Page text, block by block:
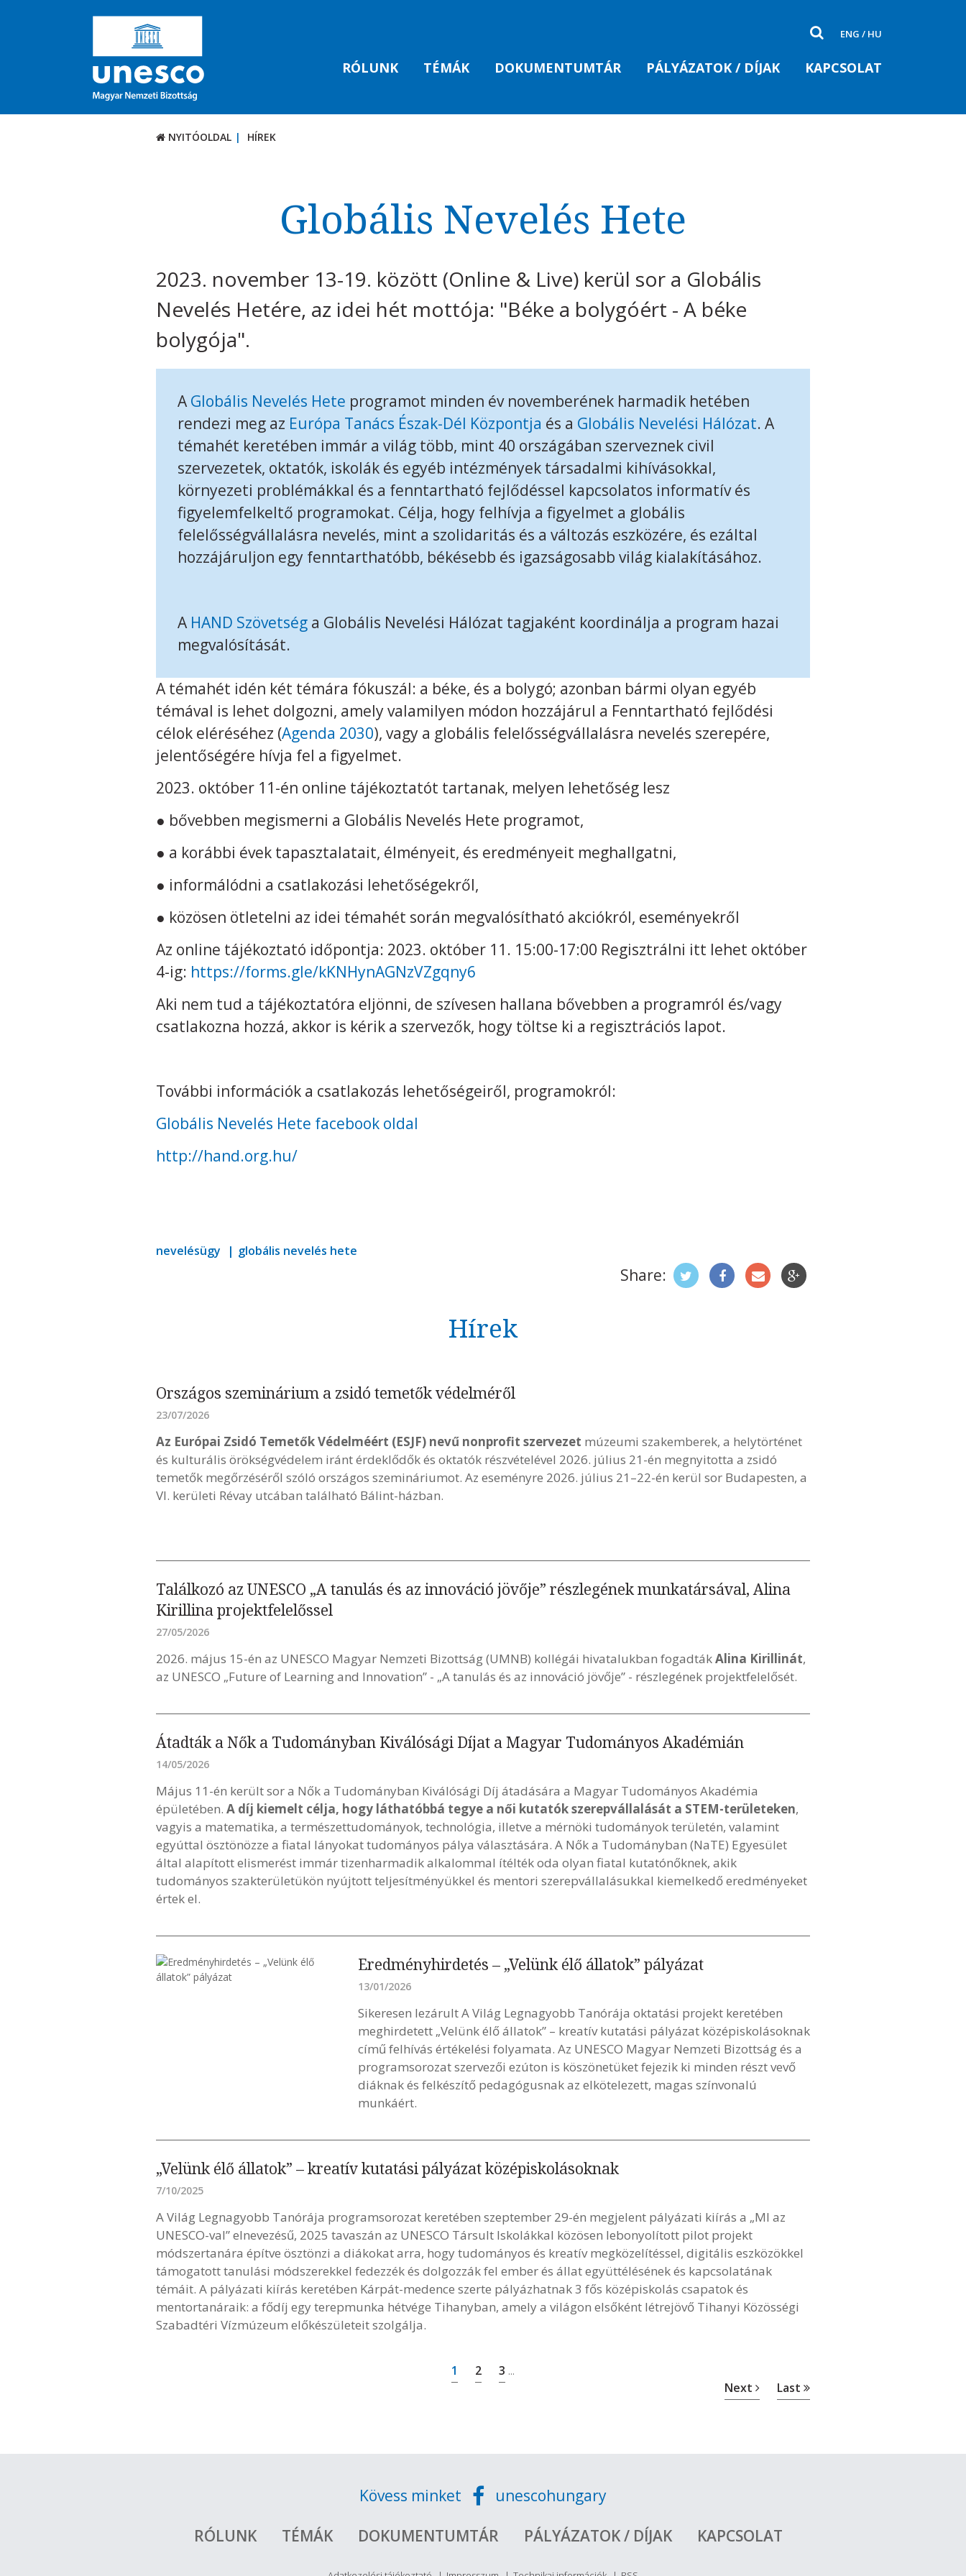
ENG / HU
RÓLUNK TÉMÁK DOKUMENTUMTÁR PÁLYÁZATOK / DÍJAK KAPCSOLAT
NYITÓOLDAL HÍREK
Globális Nevelés Hete
2023. november 13-19. között (Online & Live) kerül sor a Globális
Nevelés Hetére, az idei hét mottója: "Béke a bolygóért - A béke
bolygója".
A Globális Nevelés Hete programot minden év novemberének harmadik hetében
rendezi meg az Európa Tanács Észak-Dél Központja és a Globális Nevelési Hálózat. A
témahét keretében immár a világ több, mint 40 országában szerveznek civil
szervezetek, oktatók, iskolák és egyéb intézmények társadalmi kihívásokkal,
környezeti problémákkal és a fenntartható fejlődéssel kapcsolatos informatív és
figyelemfelkeltő programokat. Célja, hogy felhívja a figyelmet a globális
felelősségvállalásra nevelés, mint a szolidaritás és a változás eszközére, és ezáltal
hozzájáruljon egy fenntarthatóbb, békésebb és igazságosabb világ kialakításához.
A HAND Szövetség a Globális Nevelési Hálózat tagjaként koordinálja a program hazai
megvalósítását.
A témahét idén két témára fókuszál: a béke, és a bolygó; azonban bármi olyan egyéb
témával is lehet dolgozni, amely valamilyen módon hozzájárul a Fenntartható fejlődési
célok eléréséhez (Agenda 2030), vagy a globális felelősségvállalásra nevelés szerepére,
jelentőségére hívja fel a figyelmet.
2023. október 11-én online tájékoztatót tartanak, melyen lehetőség lesz
● bővebben megismerni a Globális Nevelés Hete programot,
● a korábbi évek tapasztalatait, élményeit, és eredményeit meghallgatni,
● informálódni a csatlakozási lehetőségekről,
● közösen ötletelni az idei témahét során megvalósítható akciókról, eseményekről
Az online tájékoztató időpontja: 2023. október 11. 15:00-17:00 Regisztrálni itt lehet október
4-ig: https://forms.gle/kKNHynAGNzVZgqny6
Aki nem tud a tájékoztatóra eljönni, de szívesen hallana bővebben a programról és/vagy
csatlakozna hozzá, akkor is kérik a szervezők, hogy töltse ki a regisztrációs lapot.
További információk a csatlakozás lehetőségeiről, programokról:
Globális Nevelés Hete facebook oldal
http://hand.org.hu/
nevelésügy globális nevelés hete
Share:
Hírek
Országos szeminárium a zsidó temetők védelméről
23/07/2026
Az Európai Zsidó Temetők Védelméért (ESJF) nevű nonprofit szervezet múzeumi szakemberek, a helytörténet
és kulturális örökségvédelem iránt érdeklődők és oktatók részvételével 2026. július 21-én megnyitotta a zsidó
temetők megőrzéséről szóló országos szemináriumot. Az eseményre 2026. július 21–22-én kerül sor Budapesten, a
VI. kerületi Révay utcában található Bálint-házban.
Találkozó az UNESCO „A tanulás és az innováció jövője” részlegének munkatársával, Alina
Kirillina projektfelelőssel
27/05/2026
2026. május 15-én az UNESCO Magyar Nemzeti Bizottság (UMNB) kollégái hivatalukban fogadtákAlina Kirillinát,
az UNESCO „Future of Learning and Innovation” - „A tanulás és az innováció jövője” - részlegének projektfelelősét.
Átadták a Nők a Tudományban Kiválósági Díjat a Magyar Tudományos Akadémián
14/05/2026
Május 11-én került sor a Nők a Tudományban Kiválósági Díj átadására a Magyar Tudományos Akadémia
épületében. A díj kiemelt célja, hogy láthatóbbá tegye a női kutatók szerepvállalását a STEM-területeken,
vagyis a matematika, a természettudományok, technológia, illetve a mérnöki tudományok területén, valamint
egyúttal ösztönözze a fiatal lányokat tudományos pálya választására. A Nők a Tudományban (NaTE) Egyesület
által alapított elismerést immár tizenharmadik alkalommal ítélték oda olyan fiatal kutatónőknek, akik
tudományos szakterületükön nyújtott teljesítményükkel és mentori szerepvállalásukkal kiemelkedő eredményeket
értek el.
Eredményhirdetés – „Velünk élő állatok” pályázat
13/01/2026
Sikeresen lezárult A Világ Legnagyobb Tanórája oktatási projekt keretében
meghirdetett „Velünk élő állatok” – kreatív kutatási pályázat középiskolásoknak
című felhívás értékelési folyamata. Az UNESCO Magyar Nemzeti Bizottság és a
programsorozat szervezői ezúton is köszönetüket fejezik ki minden részt vevő
diáknak és felkészítő pedagógusnak az elkötelezett, magas színvonalú
munkáért.
„Velünk élő állatok” – kreatív kutatási pályázat középiskolásoknak
7/10/2025
A Világ Legnagyobb Tanórája programsorozat keretében szeptember 29-én megjelent pályázati kiírás a „MI az
UNESCO-val” elnevezésű, 2025 tavaszán az UNESCO Társult Iskolákkal közösen lebonyolított pilot projekt
módszertanára építve ösztönzi a diákokat arra, hogy tudományos és kreatív megközelítéssel, digitális eszközökkel
támogatott tanulási módszerekkel fedezzék és dolgozzák fel ember és állat együttélésének és kapcsolatának
témáit. A pályázati kiírás keretében Kárpát-medence szerte pályázhatnak 3 fős középiskolás csapatok és
mentortanáraik: a fődíj egy terepmunka hétvége Tihanyban, amely a világon elsőként létrejövő Tihanyi Közösségi
Szabadtéri Vízmúzeum előkészületeit szolgálja.
1 2 3 ...
Next Last
Kövess minket
unescohungary
RÓLUNK
TÉMÁK DOKUMENTUMTÁR PÁLYÁZATOK / DÍJAK KAPCSOLAT